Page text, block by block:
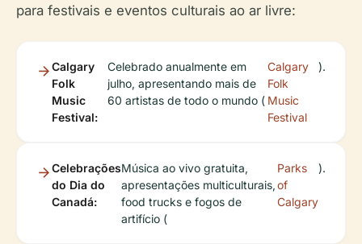
para festivais e eventos culturais ao ar livre:
Calgary
Folk
Music
Festival:
Celebrado anualmente em
julho, apresentando mais de
60 artistas de todo o mundo (
Calgary
Folk
Music
Festival
).
Celebrações
do Dia do
Canadá:
Música ao vivo gratuita,
apresentações multiculturais,
food trucks e fogos de
artifício (
Parks
of
Calgary
).